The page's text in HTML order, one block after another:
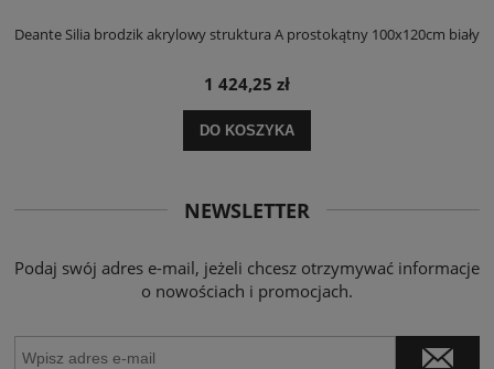
Deante Silia brodzik akrylowy struktura A prostokątny 100x120cm biały
1 424,25 zł
DO KOSZYKA
NEWSLETTER
Podaj swój adres e-mail, jeżeli chcesz otrzymywać informacje
o nowościach i promocjach.